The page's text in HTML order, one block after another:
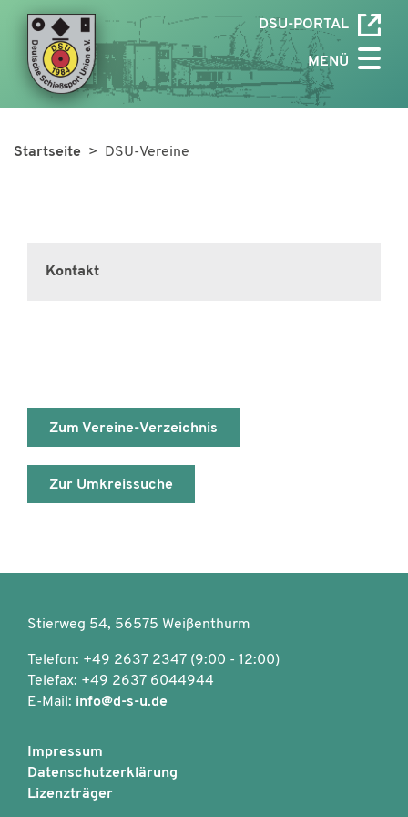
DSU-PORTAL
MENÜ
Startseite > DSU-Vereine
Kontakt
Zum Vereine-Verzeichnis
Zur Umkreissuche
Stierweg 54, 56575 Weißenthurm
Telefon: +49 2637 2347 (9:00 - 12:00)
Telefax: +49 2637 6044944
E-Mail: info@d-s-u.de
Impressum
Datenschutzerklärung
Lizenzträger